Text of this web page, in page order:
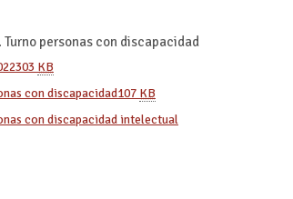
personas con discapacidad
303 KB
con discapacidad107 KB
con discapacidad intelectual